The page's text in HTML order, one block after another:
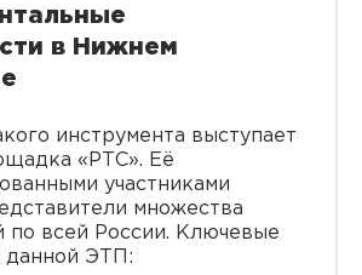
в Нижнем
инструмента выступает
«РТС». Её
участниками
множества
по всей России. Ключевые
данной ЭТП: